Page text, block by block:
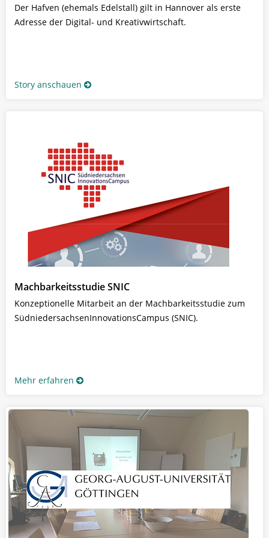
Der Hafven (ehemals Edelstall) gilt in Hannover als erste
Adresse der Digital- und Kreativwirtschaft.
Story anschauen
Machbarkeitsstudie SNIC
Konzeptionelle Mitarbeit an der Machbarkeitsstudie zum
SüdniedersachsenInnovationsCampus (SNIC).
Mehr erfahren